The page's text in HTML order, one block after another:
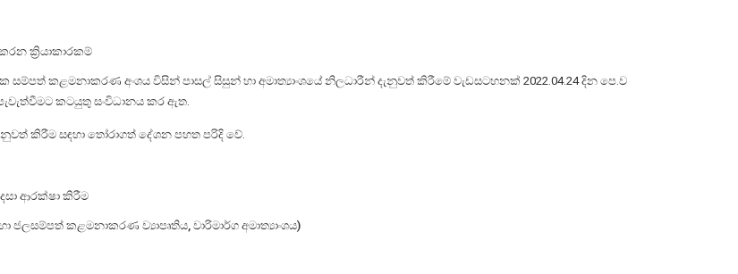
ක්‍රියාකාරකම්
සම්පත් කළමනාකරණ අංශය විසින් පාසල් සිසුන් හා අමාත්‍යාංශයේ නිලධාරීන් දැනුවත් කිරීමේ වැඩසටහනක් 2022.04.24 දින පෙ.ව
පැවැත්වීමට කටයුතු සංවිධානය කර ඇත.
කිරීම සඳහා තෝරාගත් දේශන පහත පරිදි වේ.
ආරක්ෂා කිරීම
කළමනාකරණ ව්‍යාපෘතිය, වාරිමාර්ග අමාත්‍යාංශය)